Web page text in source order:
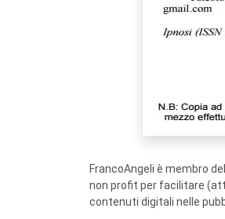
FrancoAngeli è membro
non profit per facilitare
contenuti digitali nelle